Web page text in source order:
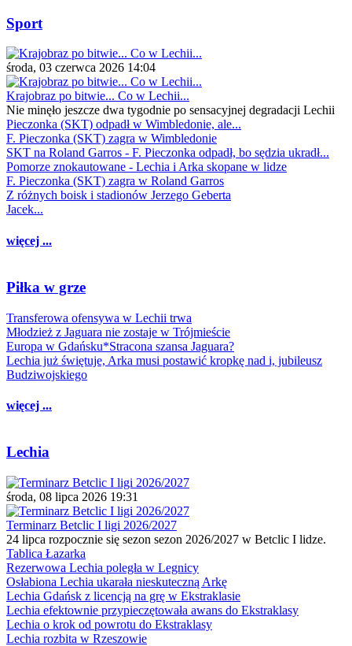
Sport
środa, 03 czerwca 2026 14:04
Krajobraz po bitwie... Co w Lechii...
Nie minęło jeszcze dwa tygodnie po sensacyjnej degradacji Lechii
Pieczonka (SKT) odpadł w Wimbledonie, ale...
F. Pieczonka (SKT) zagra w Wimbledonie
SKT na Roland Garros - F. Pieczonka odpadł, bo sędzia ukradł...
Pomorze znokautowane - Lechia i Arka skopane w lidze
F. Pieczonka (SKT) zagra w Roland Garros
Z różnych boisk i stadionów Jerzego Geberta
Jacek...
więcej ...
Piłka w grze
Transferowa ofensywa w Lechii trwa
Młodzież z Jaguara nie zostaje w Trójmieście
Europa w Gdańsku*Stracona szansa Jaguara?
Lechia już świętuje, Arka musi postawić kropkę nad i, jubileusz
Budziwojskiego
więcej ...
Lechia
środa, 08 lipca 2026 19:31
Terminarz Betclic I ligi 2026/2027
24 lipca rozpocznie się sezon sezon 2026/2027 w Betclic I lidze.
Tablica Łazarka
Rezerwowa Lechia poległa w Legnicy
Osłabiona Lechia ukarała nieskuteczną Arkę
Lechia Gdańsk z licencją na grę w Ekstraklasie
Lechia efektownie przypieczętowała awans do Ekstraklasy
Lechia o krok od powrotu do Ekstraklasy
Lechia rozbita w Rzeszowie